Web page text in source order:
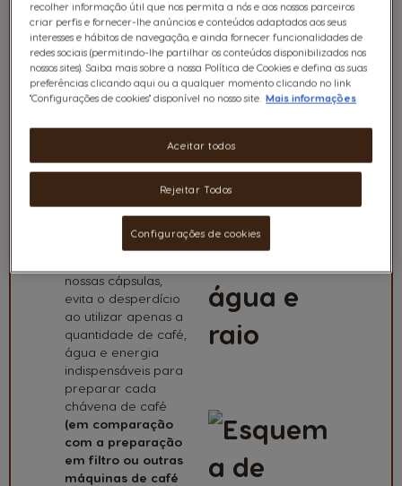
das quais são
embalagens de
plástico para
alimentação e
bebidas que
acabam no meio
nomeadamente nos
rios e oceanos,
afetando
significativamente os
ecossistemas.
O café em doses
nossas cápsulas,
evita o desperdício
ao utilizar apenas a
quantidade de café,
água e energia
indispensáveis para
preparar cada
chávena de café
(em comparação
com a preparação
em filtro ou outras
máquinas de café
recolher informação útil que nos permita a nós e aos nossos parceiros
criar perfis e fornecer-lhe anúncios e conteúdos adaptados aos seus
interesses e hábitos de navegação, e ainda fornecer funcionalidades de
redes sociais (permitindo-lhe partilhar os conteúdos disponibilizados nos
nossos sites). Saiba mais sobre a nossa Política de Cookies e defina as suas
preferências clicando aqui ou a qualquer momento clicando no link
"Configurações de cookies" disponível no nosso site. Mais informações
Rejeitar Todos
Aceitar todos
Configurações de cookies